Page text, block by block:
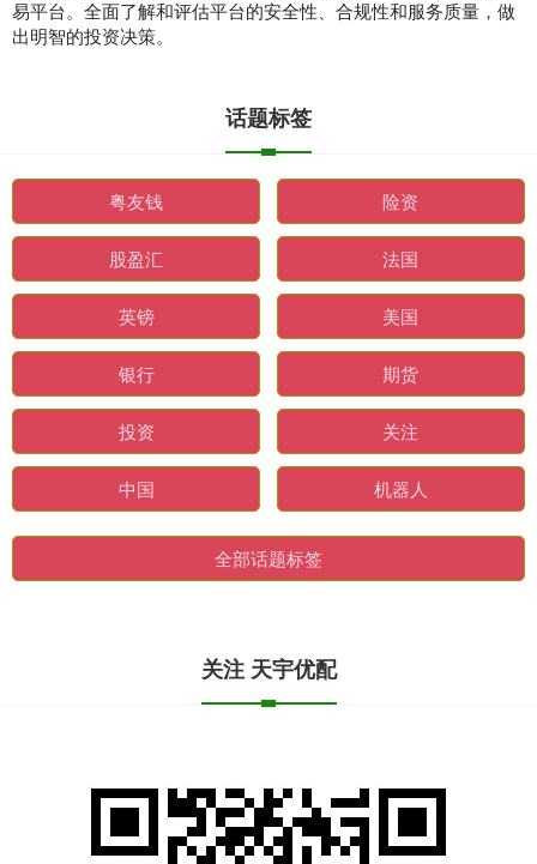
易平台。全面了解和评估平台的安全性、合规性和服务质量，做
出明智的投资决策。
话题标签
粤友钱 险资
股盈汇 法国
英镑 美国
银行 期货
投资 关注
中国 机器人
全部话题标签
关注 天宇优配